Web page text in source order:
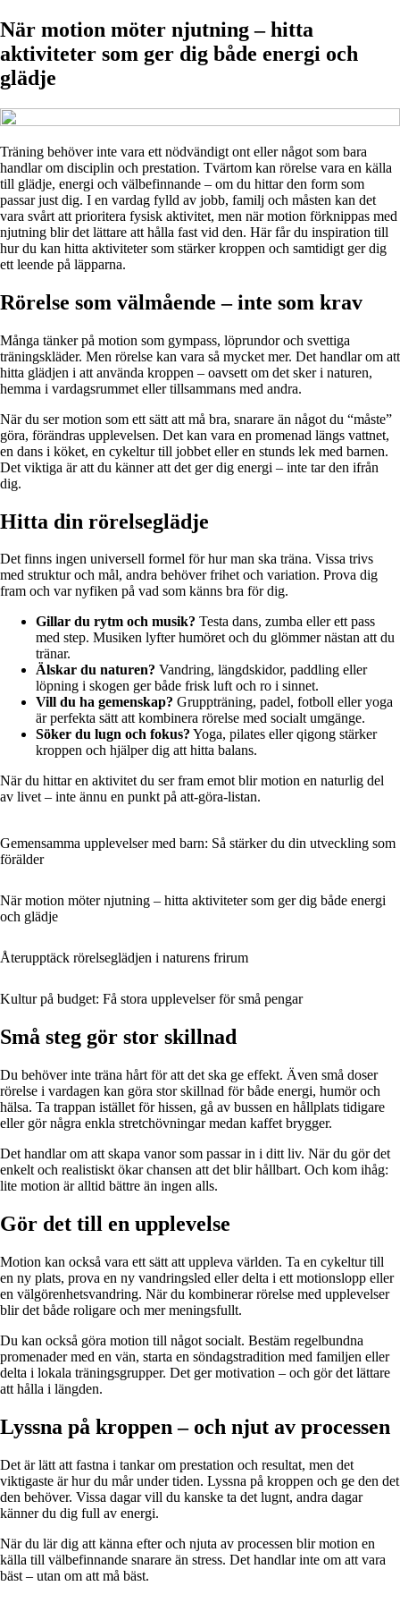
När motion möter njutning – hitta
aktiviteter som ger dig både energi och
glädje
Träning behöver inte vara ett nödvändigt ont eller något som bara
handlar om disciplin och prestation. Tvärtom kan rörelse vara en källa
till glädje, energi och välbefinnande – om du hittar den form som
passar just dig. I en vardag fylld av jobb, familj och måsten kan det
vara svårt att prioritera fysisk aktivitet, men när motion förknippas med
njutning blir det lättare att hålla fast vid den. Här får du inspiration till
hur du kan hitta aktiviteter som stärker kroppen och samtidigt ger dig
ett leende på läpparna.
Rörelse som välmående – inte som krav
Många tänker på motion som gympass, löprundor och svettiga
träningskläder. Men rörelse kan vara så mycket mer. Det handlar om att
hitta glädjen i att använda kroppen – oavsett om det sker i naturen,
hemma i vardagsrummet eller tillsammans med andra.
När du ser motion som ett sätt att må bra, snarare än något du “måste”
göra, förändras upplevelsen. Det kan vara en promenad längs vattnet,
en dans i köket, en cykeltur till jobbet eller en stunds lek med barnen.
Det viktiga är att du känner att det ger dig energi – inte tar den ifrån
dig.
Hitta din rörelseglädje
Det finns ingen universell formel för hur man ska träna. Vissa trivs
med struktur och mål, andra behöver frihet och variation. Prova dig
fram och var nyfiken på vad som känns bra för dig.
Gillar du rytm och musik? Testa dans, zumba eller ett pass
med step. Musiken lyfter humöret och du glömmer nästan att du
tränar.
Älskar du naturen? Vandring, längdskidor, paddling eller
löpning i skogen ger både frisk luft och ro i sinnet.
Vill du ha gemenskap? Gruppträning, padel, fotboll eller yoga
är perfekta sätt att kombinera rörelse med socialt umgänge.
Söker du lugn och fokus? Yoga, pilates eller qigong stärker
kroppen och hjälper dig att hitta balans.
När du hittar en aktivitet du ser fram emot blir motion en naturlig del
av livet – inte ännu en punkt på att-göra-listan.
Gemensamma upplevelser med barn: Så stärker du din utveckling som
förälder
När motion möter njutning – hitta aktiviteter som ger dig både energi
och glädje
Återupptäck rörelseglädjen i naturens frirum
Kultur på budget: Få stora upplevelser för små pengar
Små steg gör stor skillnad
Du behöver inte träna hårt för att det ska ge effekt. Även små doser
rörelse i vardagen kan göra stor skillnad för både energi, humör och
hälsa. Ta trappan istället för hissen, gå av bussen en hållplats tidigare
eller gör några enkla stretchövningar medan kaffet brygger.
Det handlar om att skapa vanor som passar in i ditt liv. När du gör det
enkelt och realistiskt ökar chansen att det blir hållbart. Och kom ihåg:
lite motion är alltid bättre än ingen alls.
Gör det till en upplevelse
Motion kan också vara ett sätt att uppleva världen. Ta en cykeltur till
en ny plats, prova en ny vandringsled eller delta i ett motionslopp eller
en välgörenhetsvandring. När du kombinerar rörelse med upplevelser
blir det både roligare och mer meningsfullt.
Du kan också göra motion till något socialt. Bestäm regelbundna
promenader med en vän, starta en söndagstradition med familjen eller
delta i lokala träningsgrupper. Det ger motivation – och gör det lättare
att hålla i längden.
Lyssna på kroppen – och njut av processen
Det är lätt att fastna i tankar om prestation och resultat, men det
viktigaste är hur du mår under tiden. Lyssna på kroppen och ge den det
den behöver. Vissa dagar vill du kanske ta det lugnt, andra dagar
känner du dig full av energi.
När du lär dig att känna efter och njuta av processen blir motion en
källa till välbefinnande snarare än stress. Det handlar inte om att vara
bäst – utan om att må bäst.